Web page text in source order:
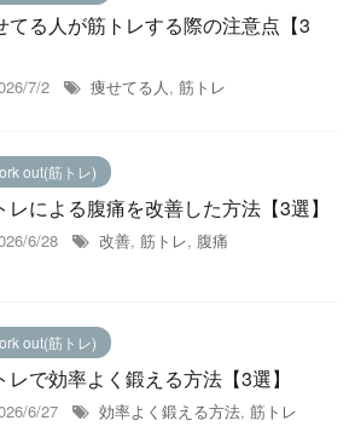
てる人が筋トレする際の注意点【3
7/2 痩せてる人, 筋トレ
out(筋トレ)
レによる腹痛を改善した方法【3選】
6/28 改善, 筋トレ, 腹痛
out(筋トレ)
レで効率よく鍛える方法【3選】
6/27 効率よく鍛える方法, 筋トレ